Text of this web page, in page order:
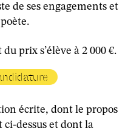
de ses engagements et
prix s’élève à 2 000 €.
écrite, dont le propos
ci-dessus et dont la